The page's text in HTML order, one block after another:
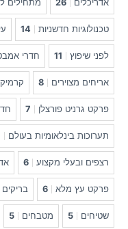
אדריכלים 26 מתחילים
טכנולוגיות חדשניות 14
לפני שיפוץ 11 חדרי
אריחים מצוירים 8
פרקט גרניט פורצלן 7
תערוכות בינלאומיות בעולם
רצפים ובעלי מקצוע 6
פרקט עץ מלא 6 בריקים
שטיחים 5 מטבחים 5